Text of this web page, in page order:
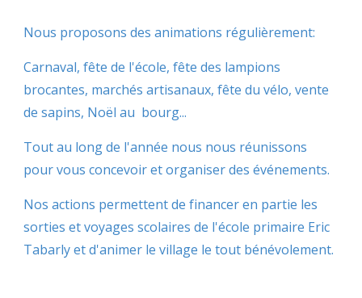
Nous proposons des animations régulièrement:
Carnaval, fête de l'école, fête des lampions
brocantes, marchés artisanaux, fête du vélo, vente
de sapins, Noël au bourg...
Tout au long de l'année nous nous réunissons
pour vous concevoir et organiser des événements.
Nos actions permettent de financer en partie les
sorties et voyages scolaires de l'école primaire Eric
Tabarly et d'animer le village le tout bénévolement.